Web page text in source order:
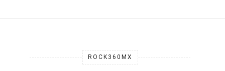
ROCK360MX